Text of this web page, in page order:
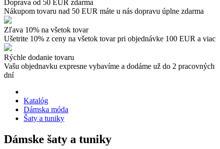
Doprava od 50 EUR zdarma
Nákupom tovaru nad 50 EUR máte u nás dopravu úplne zdarma
Zľava 10% na všetok tovar
Ušetrite 10% z ceny na všetok tovar pri objednávke 100 EUR a viac
Rýchle dodanie tovaru
Vašu objednavku expresne vybavíme a dodáme už do 2 pracovných
dní
Katalóg
Dámska móda
Šaty a tuniky
Dámske šaty a tuniky